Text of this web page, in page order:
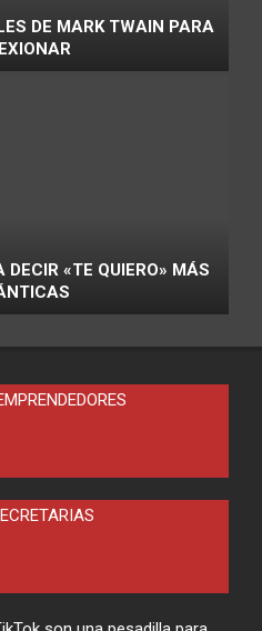
DE MARK TWAIN PARA
«TE QUIERO» MÁS